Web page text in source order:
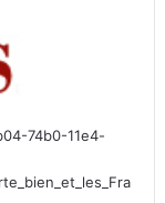
74b0-11e4-